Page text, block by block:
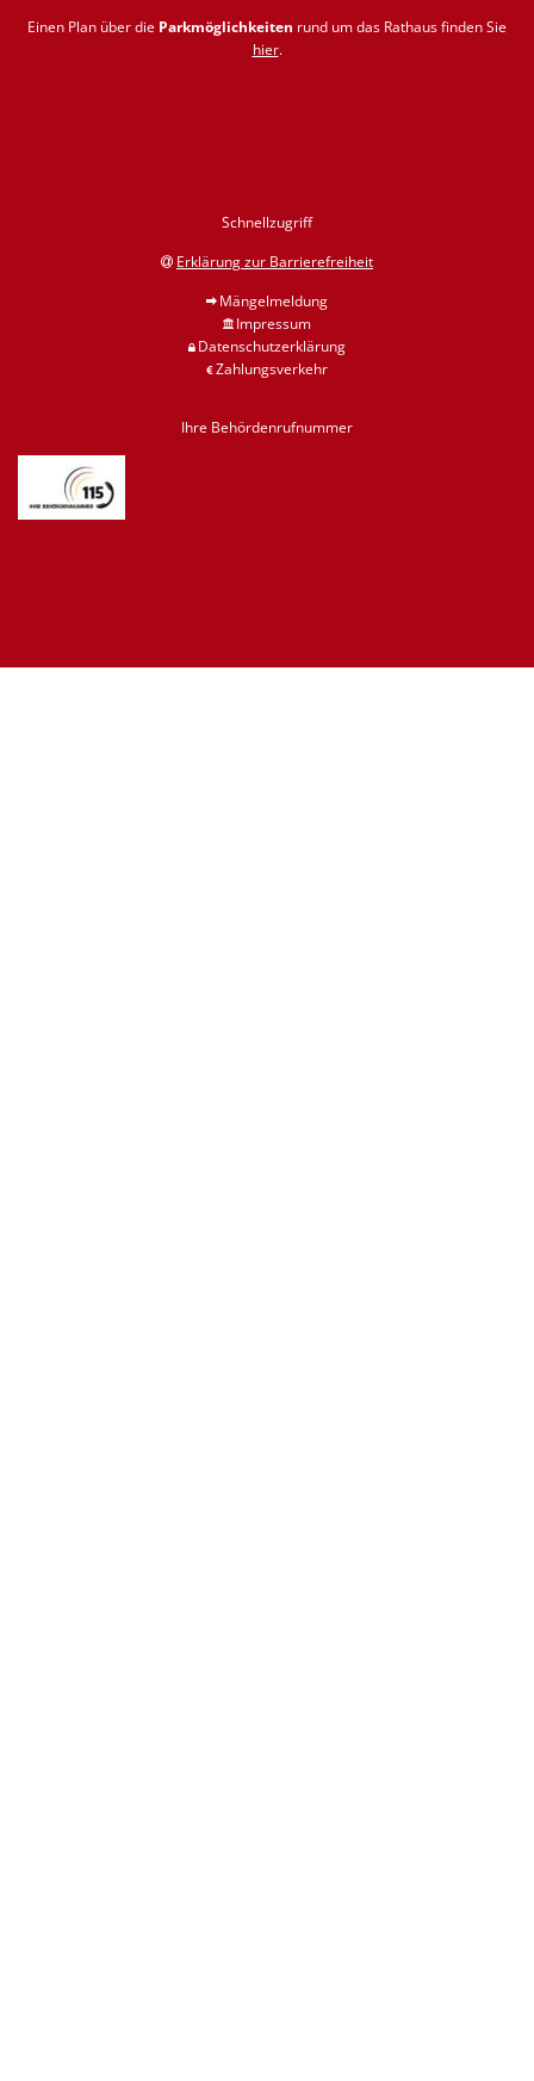
Einen Plan über die Parkmöglichkeiten rund um das Rathaus finden Sie
hier.
Schnellzugriff
Erklärung zur Barrierefreiheit
Mängelmeldung
Impressum
Datenschutzerklärung
Zahlungsverkehr
Ihre Behördenrufnummer